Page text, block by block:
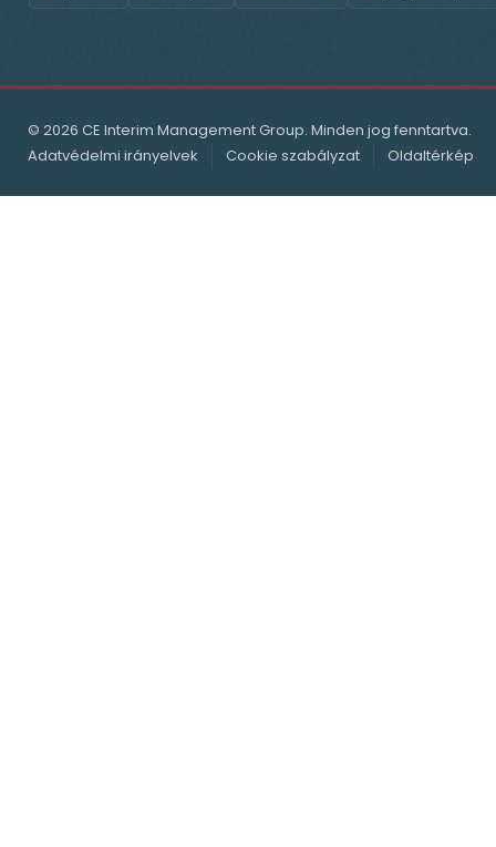
© 2026 CE Interim Management Group. Minden jog fenntartva.
Adatvédelmi irányelvek
Cookie szabályzat Oldaltérkép